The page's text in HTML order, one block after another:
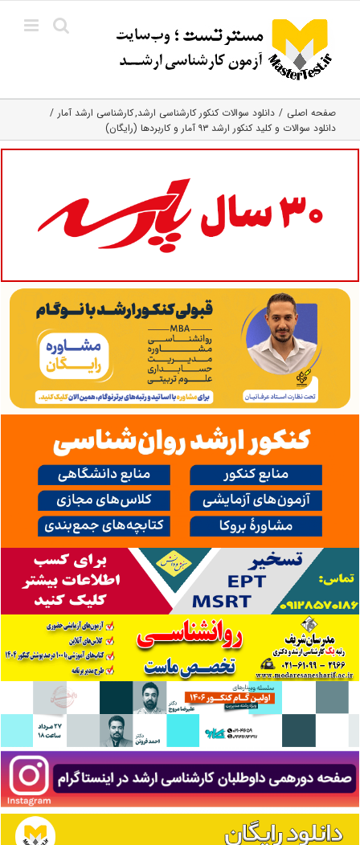
content
صفحه اصلی دانلود سوالات کنکور کارشناسی ارشد کارشناسی ارشد آمار
دانلود سوالات و کلید کنکور ارشد ۹۳ آمار و کاربردها (رایگان)